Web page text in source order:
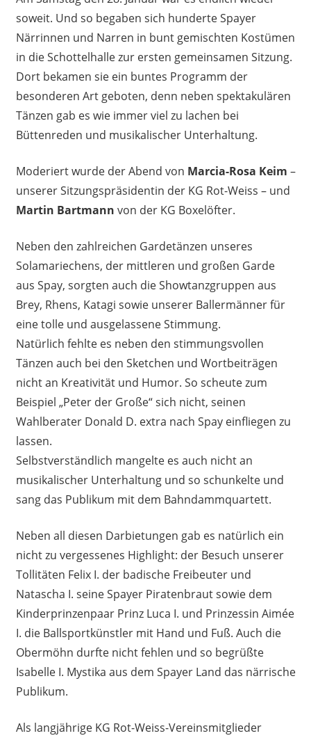
soweit. Und so begaben sich hunderte Spayer
Närrinnen und Narren in bunt gemischten Kostümen
in die Schottelhalle zur ersten gemeinsamen Sitzung.
Dort bekamen sie ein buntes Programm der
besonderen Art geboten, denn neben spektakulären
Tänzen gab es wie immer viel zu lachen bei
Büttenreden und musikalischer Unterhaltung.
Moderiert wurde der Abend von Marcia-Rosa Keim –
unserer Sitzungspräsidentin der KG Rot-Weiss – und
Martin Bartmann von der KG Boxelöfter.
Neben den zahlreichen Gardetänzen unseres
Solamariechens, der mittleren und großen Garde
aus Spay, sorgten auch die Showtanzgruppen aus
Brey, Rhens, Katagi sowie unserer Ballermänner für
eine tolle und ausgelassene Stimmung.
Natürlich fehlte es neben den stimmungsvollen
Tänzen auch bei den Sketchen und Wortbeiträgen
nicht an Kreativität und Humor. So scheute zum
Beispiel „Peter der Große“ sich nicht, seinen
Wahlberater Donald D. extra nach Spay einfliegen zu
lassen.
Selbstverständlich mangelte es auch nicht an
musikalischer Unterhaltung und so schunkelte und
sang das Publikum mit dem Bahndammquartett.
Neben all diesen Darbietungen gab es natürlich ein
nicht zu vergessenes Highlight: der Besuch unserer
Tollitäten Felix I. der badische Freibeuter und
Natascha I. seine Spayer Piratenbraut sowie dem
Kinderprinzenpaar Prinz Luca I. und Prinzessin Aimée
I. die Ballsportkünstler mit Hand und Fuß. Auch die
Obermöhn durfte nicht fehlen und so begrüßte
Isabelle I. Mystika aus dem Spayer Land das närrische
Publikum.
Als langjährige KG Rot-Weiss-Vereinsmitglieder